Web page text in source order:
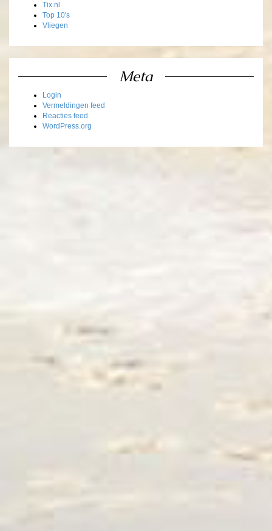
Tix.nl
Top 10's
Vliegen
Meta
Login
Vermeldingen feed
Reacties feed
WordPress.org